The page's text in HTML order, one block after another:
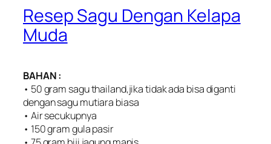
Resep Sagu Dengan Kelapa
Muda
BAHAN :
• 50 gram sagu thailand,jika tidak ada bisa diganti
dengan sagu mutiara biasa
• Air secukupnya
• 150 gram gula pasir